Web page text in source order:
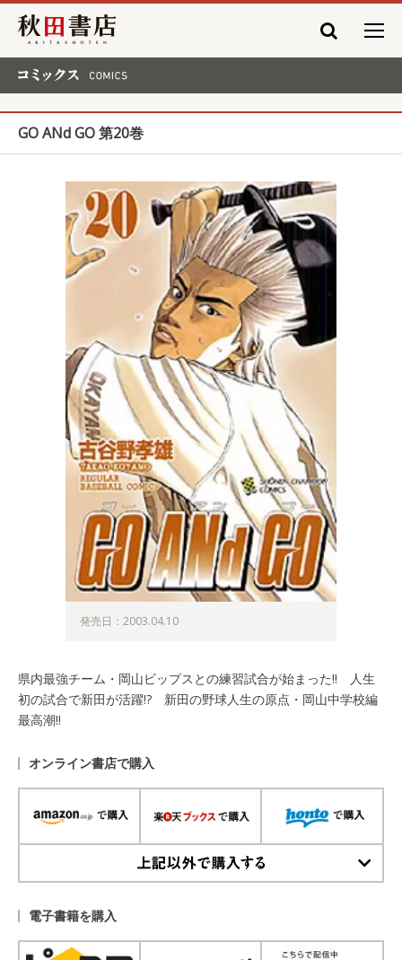
秋田書店
GO ANd GO 第20巻
発売日：2003.04.10
県内最強チーム・岡山ビップスとの練習試合が始まった!! 人生
初の試合で新田が活躍!? 新田の野球人生の原点・岡山中学校編
最高潮!!
オンライン書店で購入
電子書籍を購入